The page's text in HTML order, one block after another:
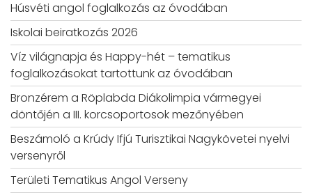
Húsvéti angol foglalkozás az óvodában
Iskolai beiratkozás 2026
Víz világnapja és Happy-hét – tematikus
foglalkozásokat tartottunk az óvodában
Bronzérem a Röplabda Diákolimpia vármegyei
döntőjén a III. korcsoportosok mezőnyében
Beszámoló a Krúdy Ifjú Turisztikai Nagykövetei nyelvi
versenyről
Területi Tematikus Angol Verseny